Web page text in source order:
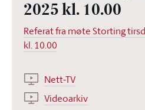
2025 kl. 10.00
Referat fra møte Storting
kl. 10.00
Nett-TV
Videoarkiv